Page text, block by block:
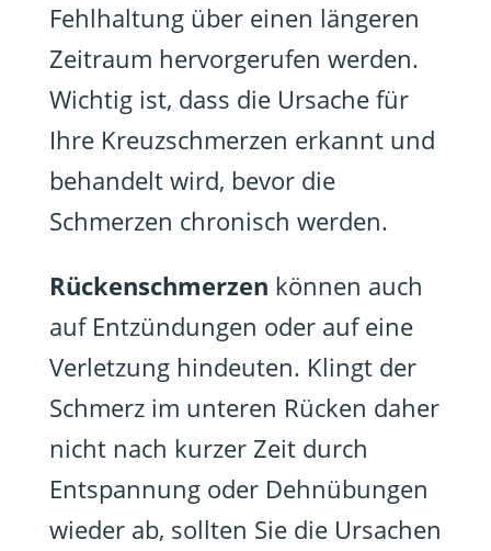
Fehlhaltung über einen längeren
Zeitraum hervorgerufen werden.
Wichtig ist, dass die Ursache für
Ihre Kreuzschmerzen erkannt und
behandelt wird, bevor die
Schmerzen chronisch werden.
Rückenschmerzen können auch
auf Entzündungen oder auf eine
Verletzung hindeuten. Klingt der
Schmerz im unteren Rücken daher
nicht nach kurzer Zeit durch
Entspannung oder Dehnübungen
wieder ab, sollten Sie die Ursachen